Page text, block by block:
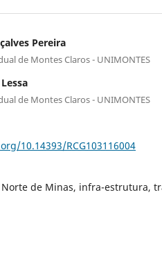
Pereira
de Montes Claros - UNIMONTES
de Montes Claros - UNIMONTES
10.14393/RCG103116004
Norte de Minas, infra-estrutura,